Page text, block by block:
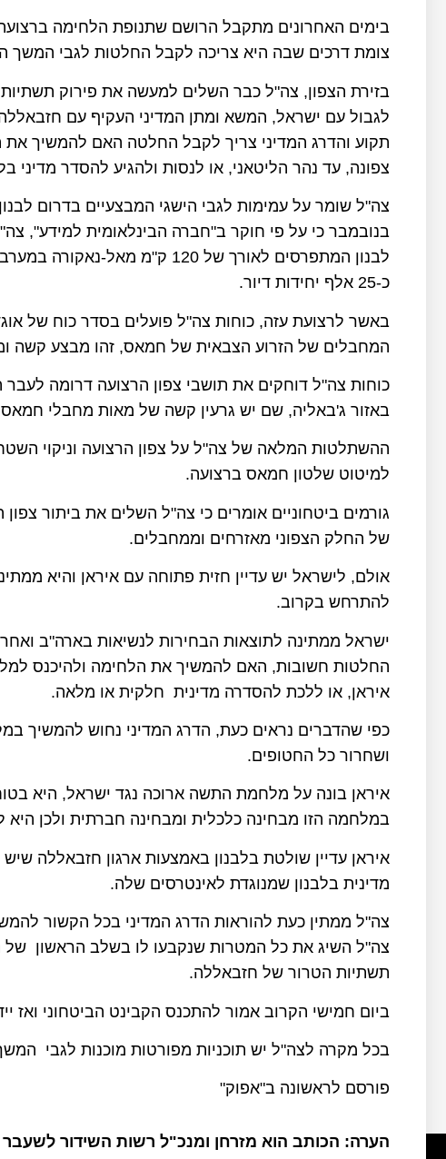
בימים האחרונים מתקבל הרושם שתנופת הלחימה ברצועת
צומת דרכים שבה היא צריכה לקבל החלטות לגבי המשך
בזירת הצפון, צה"ל כבר השלים למעשה את פירוק
לגבול עם ישראל, המשא ומתן המדיני העקיף עם חזבאללה
תקוע והדרג המדיני צריך לקבל החלטה האם להמשיך
צפונה, עד נהר הליטאני, או לנסות ולהגיע להסדר מדיני
לבנון המתפרסים לאורך של 120
כ-25 אלף יחידות דיור.
באשר לרצועת עזה, כוחות צה"ל פועלים בסדר כוח של
המחבלים של הזרוע הצבאית של חמאס, זהו מבצע קשה
כוחות צה"ל דוחקים את תושבי צפון הרצועה דרומה לעבר
באזור ג'באליה, שם יש גרעין קשה של מאות מחבלי
ההשתלטות המלאה של צה"ל על צפון הרצועה וניקוי
למיטוט שלטון חמאס ברצועה.
גורמים ביטחוניים אומרים כי צה"ל השלים את ביתור
של החלק הצפוני מאזרחים וממחבלים.
אולם, לישראל יש עדיין חזית פתוחה עם איראן והיא
להתרחש בקרוב.
ישראל ממתינה לתוצאות הבחירות לנשיאות בארה"ב
החלטות חשובות, האם להמשיך את הלחימה ולהיכנס
איראן, או ללכת להסדרה מדינית חלקית או מלאה.
כפי שהדברים נראים כעת, הדרג המדיני נחוש להמשיך
ושחרור כל החטופים.
איראן בונה על מלחמת התשה ארוכה נגד ישראל, היא
במלחמה הזו מבחינה כלכלית ומבחינה חברתית ולכן
איראן עדיין שולטת בלבנון באמצעות ארגון חזבאללה
מדינית בלבנון שמנוגדת לאינטרסים שלה.
צה"ל ממתין כעת להוראות הדרג המדיני בכל הקשור
צה"ל השיג את כל המטרות שנקבעו לו בשלב הראשון של
תשתיות הטרור של חזבאללה.
ביום חמישי הקרוב אמור להתכנס הקבינט הביטחוני ואז
בכל מקרה לצה"ל יש תוכניות מפורטות מוכנות לגבי
פורסם לראשונה ב"אפוק"
הערה: הכותב הוא מזרחן ומנכ"ל רשות השידור לשעבר